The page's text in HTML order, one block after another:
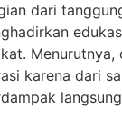
dari
Menurutnya,
karena dari